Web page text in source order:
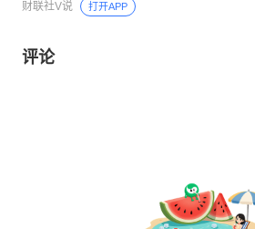
赛道
财联社V说 打开APP
评论